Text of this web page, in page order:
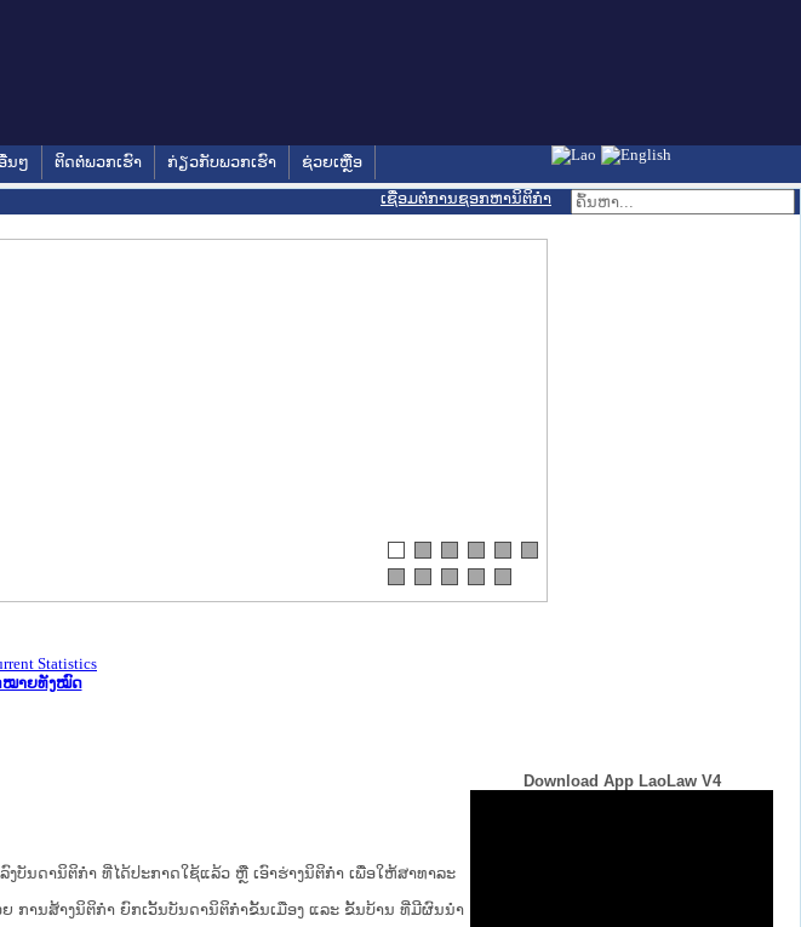
ນໆ ຕິດຕໍ່ພວກເຮົາ ກ່ຽວກັບພວກເຮົາ
ຊ່ວຍເຫຼືອ
ເຊື່ອມຕໍ່ການຊອກຫານິຕິກຳ
ໝາຍທັງໝົດ
ບັນ​ດາ​ນິ​ຕິ​ກຳ ທີ່ໄດ້ປະກາດໃຊ້ແລ້ວ ຫຼື ເອົາຮ່າງນິຕິກໍາ ເພື່ອໃຫ້​ສາ​ທາ​ລະ​
ການ​ສ້າງ​ນິ​ຕິ​ກຳ ຍົກ​ເວັ້ນ​ບັນ​ດານິ​ຕິ​ກຳ​ຂັ້ນ​ເມືອງ ແລະ ຂັ້ນ​ບ້ານ ​ທີ່​ມີ​ຜົນ​ນຳ​
Download App LaoLaw V4